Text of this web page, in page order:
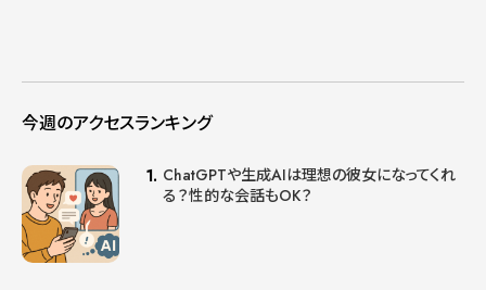
今週のアクセスランキング
ChatGPTや生成AIは理想の彼女になってくれ
る？性的な会話もOK？